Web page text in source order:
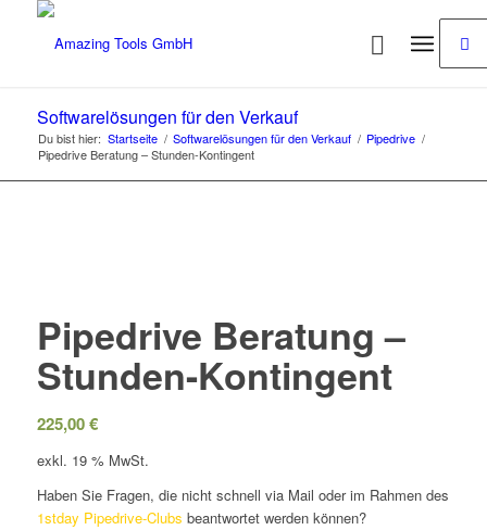
Softwarelösungen für den Verkauf
Du bist hier: Startseite / Softwarelösungen für den Verkauf / Pipedrive /
Pipedrive Beratung – Stunden-Kontingent
Pipedrive Beratung –
Stunden-Kontingent
225,00€
exkl. 19 % MwSt.
Haben Sie Fragen, die nicht schnell via Mail oder im Rahmen des
1stday Pipedrive-Clubs beantwortet werden können?